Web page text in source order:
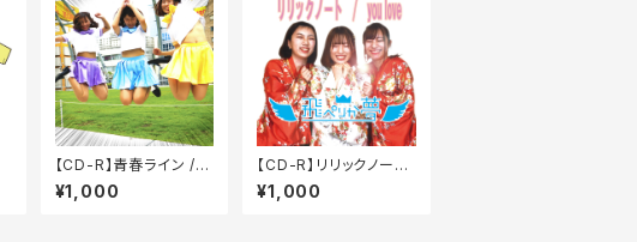
【CD-R】青春ライン /
君だけの白昼夢（シング
ル）
¥1,000
【CD-R】リリックノート
/ you love（シングル）
¥1,000